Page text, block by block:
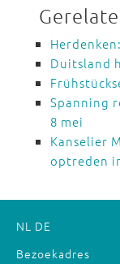
Duitsland
Spanning
8 mei
Kanselier
optreden
NL DE
Bezoekadres